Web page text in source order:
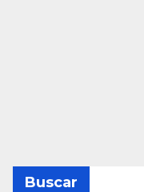
Buscar